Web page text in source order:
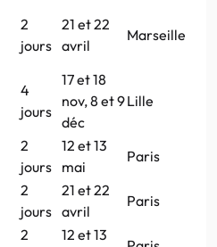
2
jours
21 et 22
avril
Marseille
4
jours
17 et 18
nov, 8 et 9
déc
Lille
2
jours
12 et 13
mai
Paris
2
jours
21 et 22
avril
Paris
2
12 et 13